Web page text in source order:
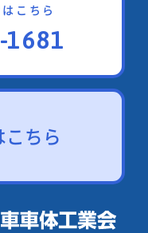
こちら
ちら